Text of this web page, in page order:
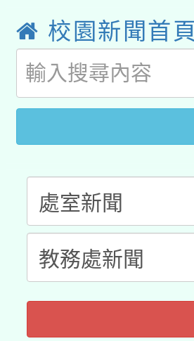
薪期間赴陸
轉知經濟部
業技術研究
用水績優單
115年8月
桃園市孔
開 智慧啟航
2026年桃園
校園新聞首